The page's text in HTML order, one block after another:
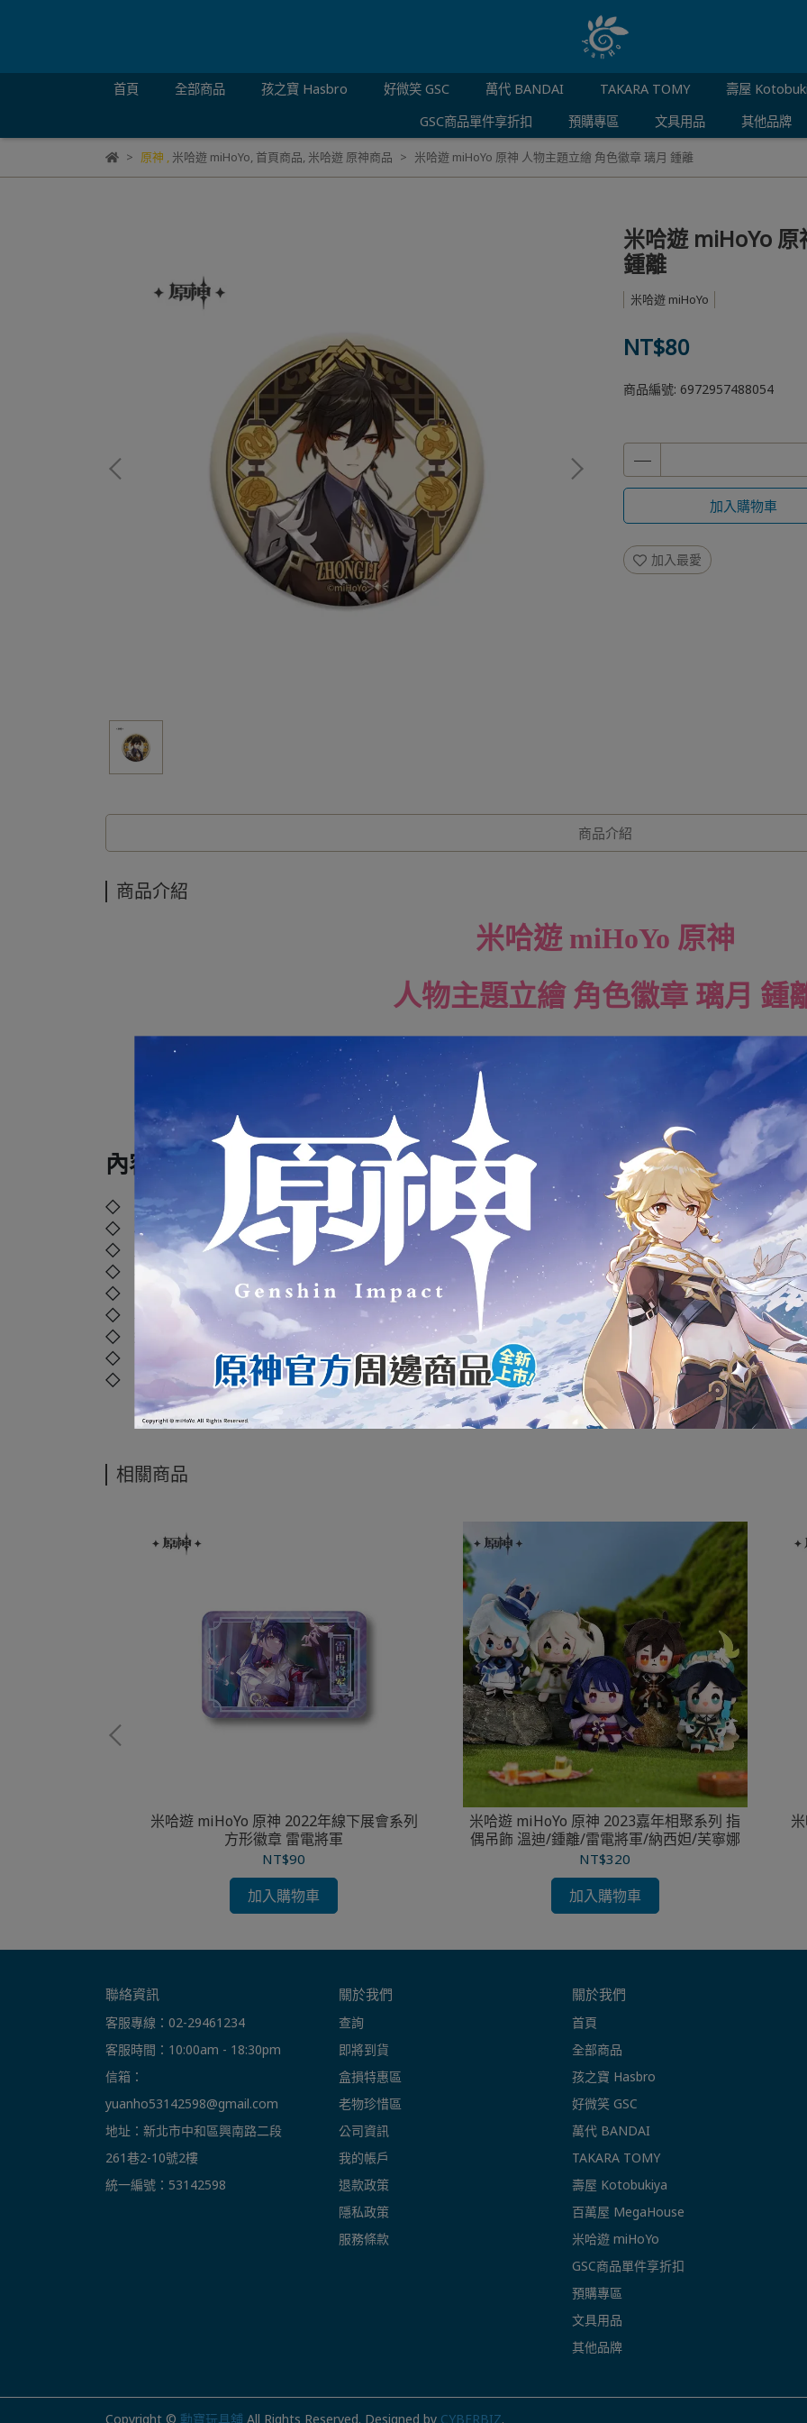
首頁 全部商品 孩之寶 Hasbro 好微笑 GSC 萬代 BANDAI TAKARA TOMY
壽屋
GSC商品單件享折扣
預購專區 文具用品 其他品牌
原神 , 米哈遊 miHoYo, 首頁商品, 米哈遊 原神商品 米哈遊 miHoYo 原神 人物主題立繪 角色徽章 璃月 鍾離
米哈遊 miHoYo
鍾離
米哈遊 miHoYo
NT$80
商品編號: 6972957488054
加入購物車
加入最愛
商品介紹
商品介紹
米哈遊 miHoYo 原神
人物主題立繪 角色徽章 璃月 鍾
下標前請先詢問
內容規格：
◇ 品牌：
米哈遊 miHoYo
◇ 材質：塑膠、聚苯乙烯、聚乙烯、聚丙烯
◇ 尺寸：直徑約7.5 cm
◇ 年齡：8歲以上
◇ 國際碼：6972957488054
◇ 本產品如拆封或之後壓損後即無法恢復原狀，可能會導致影響您的退貨權益，在您還不確定是否要辦理退
◇ 運送過程外盒偶有碰撞擠壓，但並不損及內盒產品的完整性，如嚴格要求外盒完整者請慎重考慮
◇ 商品照片僅供參考，以實際出貨商品顏色款式為準
◇ 商品經拆封後，如有任何商品問題，可直接撥打本店客服0908-313-155或(02)2946-1234，將有專人為您服務
相關商品
米哈遊 miHoYo 原神 2022年線下展會系列
方形徽章 雷電將軍
NT$90
加入購物車
米哈遊 miHoYo 原神 2023嘉年相聚系列 指
偶吊飾 溫迪/鍾離/雷電將軍/納西妲/芙寧娜
NT$320
加入購物車
聯絡資訊
客服專線：02-29461234
客服時間：10:00am - 18:30pm
信箱：
yuanho53142598@gmail.com
地址：新北市中和區興南路二段
261巷2-10號2樓
統一編號：53142598
關於我們
查詢
即將到貨
盒損特惠區
老物珍惜區
公司資訊
我的帳戶
退款政策
隱私政策
服務條款
關於我們
首頁
全部商品
孩之寶 Hasbro
好微笑 GSC
萬代 BANDAI
TAKARA TOMY
壽屋 Kotobukiya
百萬屋 MegaHouse
米哈遊 miHoYo
GSC商品單件享折扣
預購專區
文具用品
其他品牌
Copyright © 勳寶玩具舖 All Rights Reserved. Designed by CYBERBIZ.